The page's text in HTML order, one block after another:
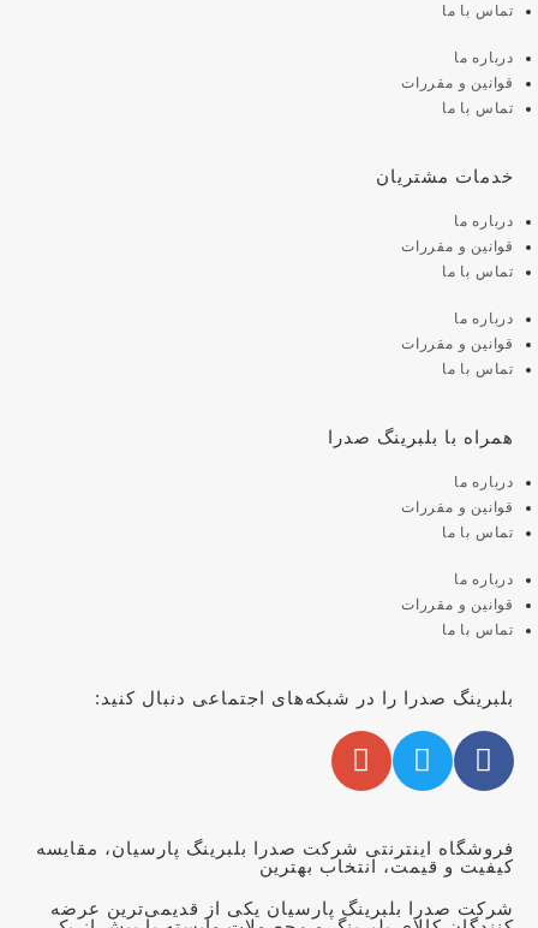
تماس با ما
درباره ما
قوانین و مقررات
تماس با ما
خدمات مشتریان
درباره ما
قوانین و مقررات
تماس با ما
درباره ما
قوانین و مقررات
تماس با ما
همراه با بلبرینگ صدرا
درباره ما
قوانین و مقررات
تماس با ما
درباره ما
قوانین و مقررات
تماس با ما
بلبرینگ صدرا را در شبکه‌های اجتماعی دنبال کنید:
فروشگاه اینترنتی شرکت صدرا بلبرینگ پارسیان، مقایسه
کیفیت و قیمت، انتخاب بهترین
شرکت صدرا بلبرینگ پارسیان یکی از قدیمی‌ترین عرضه